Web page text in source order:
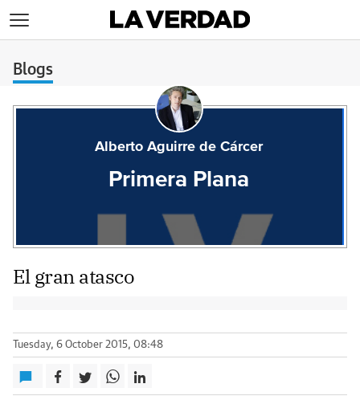
Blogs
Alberto Aguirre de Cárcer
Primera Plana
El gran atasco
Tuesday, 6 October 2015, 08:48